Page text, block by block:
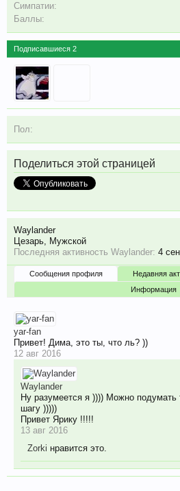
Симпатии:
Баллы:
Подписавшиеся 2
Пол:
Поделиться этой страницей
Waylander
Цезарь, Мужской
Последняя активность Waylander: 4
Сообщения профиля Недавняя
Информация
yar-fan
Привет! Дима, это ты, что ль? ))
12 авг 2016
Waylander
Ну разумеется я )))) Можно
шагу )))))
Привет Ярику !!!!!
13 авг 2016
Zorki нравится это.